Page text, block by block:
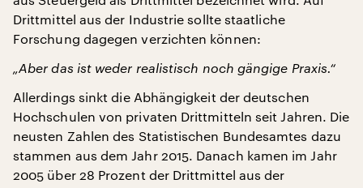
Drittmittel aus der Industrie sollte staatliche
Forschung dagegen verzichten können:
„Aber das ist weder realistisch noch gängige Praxis.“
Allerdings sinkt die Abhängigkeit der deutschen
Hochschulen von privaten Drittmitteln seit Jahren. Die
neusten Zahlen des Statistischen Bundesamtes dazu
stammen aus dem Jahr 2015. Danach kamen im Jahr
2005 über 28 Prozent der Drittmittel aus der